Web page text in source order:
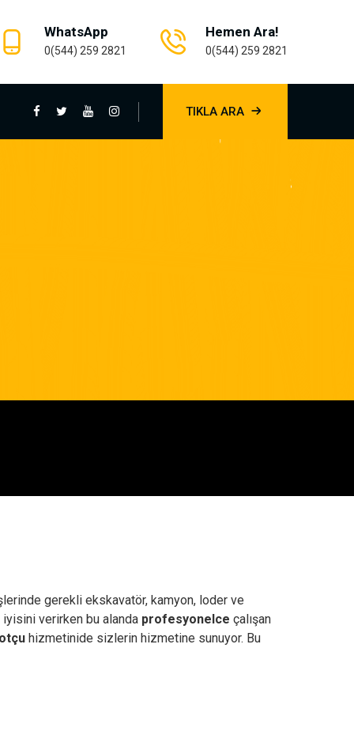
WhatsApp
0(544) 259 2821
Hemen Ara!
0(544) 259 2821
TIKLA ARA
işlerinde gerekli ekskavatör, kamyon, loder ve
verirken bu alanda profesyonelce çalışan
hizmetinide sizlerin hizmetine sunuyor. Bu